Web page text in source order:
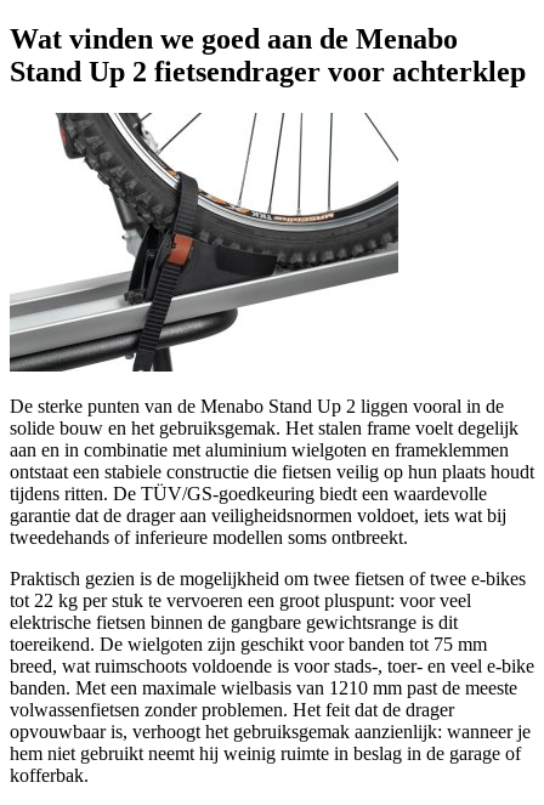
Wat vinden we goed aan de Menabo
Stand Up 2 fietsendrager voor achterklep
De sterke punten van de Menabo Stand Up 2 liggen vooral in de
solide bouw en het gebruiksgemak. Het stalen frame voelt degelijk
aan en in combinatie met aluminium wielgoten en frameklemmen
ontstaat een stabiele constructie die fietsen veilig op hun plaats houdt
tijdens ritten. De TÜV/GS-goedkeuring biedt een waardevolle
garantie dat de drager aan veiligheidsnormen voldoet, iets wat bij
tweedehands of inferieure modellen soms ontbreekt.
Praktisch gezien is de mogelijkheid om twee fietsen of twee e-bikes
tot 22 kg per stuk te vervoeren een groot pluspunt: voor veel
elektrische fietsen binnen de gangbare gewichtsrange is dit
toereikend. De wielgoten zijn geschikt voor banden tot 75 mm
breed, wat ruimschoots voldoende is voor stads-, toer- en veel e-bike
banden. Met een maximale wielbasis van 1210 mm past de meeste
volwassenfietsen zonder problemen. Het feit dat de drager
opvouwbaar is, verhoogt het gebruiksgemak aanzienlijk: wanneer je
hem niet gebruikt neemt hij weinig ruimte in beslag in de garage of
kofferbak.